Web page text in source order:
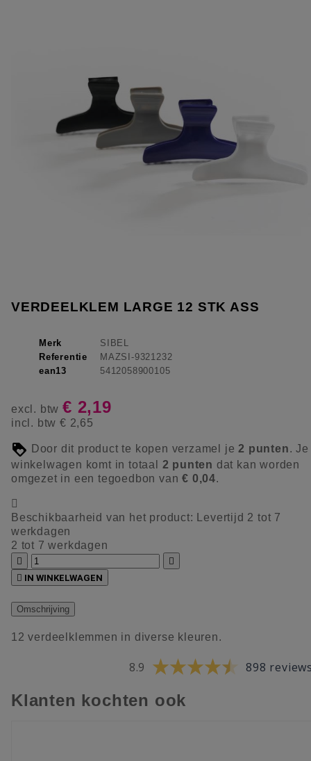
VERDEELKLEM LARGE 12 STK ASS
Merk
SIBEL
Referentie
MAZSI-9321232
ean13
5412058900105
excl. btw € 2,19
incl. btw € 2,65
Door dit product te kopen verzamel je2 punten. Je
winkelwagen komt in totaal 2 punten dat kan worden
omgezet in een tegoedbon van€ 0,04.

Beschikbaarheid van het product:
Levertijd 2 tot 7
werkdagen
2 tot 7 werkdagen


 IN WINKELWAGEN
Omschrijving
12 verdeelklemmen in diverse kleuren.
8.9 898
Klanten kochten ook